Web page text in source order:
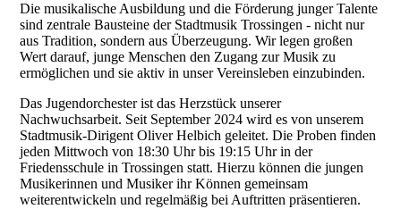
Die musikalische Ausbildung und die Förderung junger Talente
sind zentrale Bausteine der Stadtmusik Trossingen - nicht nur
aus Tradition, sondern aus Überzeugung. Wir legen großen
Wert darauf, junge Menschen den Zugang zur Musik zu
ermöglichen und sie aktiv in unser Vereinsleben einzubinden.
Das Jugendorchester ist das Herzstück unserer
Nachwuchsarbeit. Seit September 2024 wird es von unserem
Stadtmusik-Dirigent Oliver Helbich geleitet. Die Proben finden
jeden Mittwoch von 18:30 Uhr bis 19:15 Uhr in der
Friedensschule in Trossingen statt. Hierzu können die jungen
Musikerinnen und Musiker ihr Können gemeinsam
weiterentwickeln und regelmäßig bei Auftritten präsentieren.